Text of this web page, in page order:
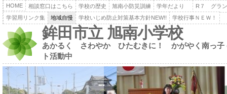
HOME 相談窓口はこちら 学校の歴史 旭南小防災訓練 学年だより
R７ グラン
学習用リンク集
地域自慢 学校いじめ防止対策基本方針NEW!! 学校行事ＮＥＷ！
鉾田市立 旭南小学校
あかるく さわやか ひたむきに！ かがやく南っ子
ト活動中